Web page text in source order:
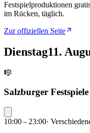
Festspielproduktionen
im Rücken, täglich.
Zur offiziellen Seite
Dienstag11.
🎼
Salzburger
10:00 – 23:00·